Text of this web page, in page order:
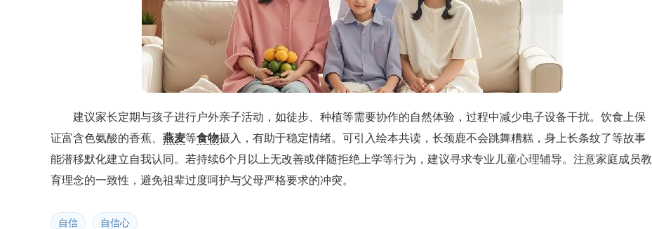
建议家长定期与孩子进行户外亲子活动，如徒步、种植等需要协作的自然体验，过程中减少电子设备干扰。饮食上保
证富含色氨酸的香蕉、 燕麦等食物摄入，有助于稳定情绪。可引入绘本共读，长颈鹿不会跳舞糟糕，身上长条纹了等故事
能潜移默化建立自我认同。若持续6个月以上无改善或伴随拒绝上学等行为，建议寻求专业儿童心理辅导。注意家庭成员教
育理念的一致性，避免祖辈过度呵护与父母严格要求的冲突。
自信 自信心